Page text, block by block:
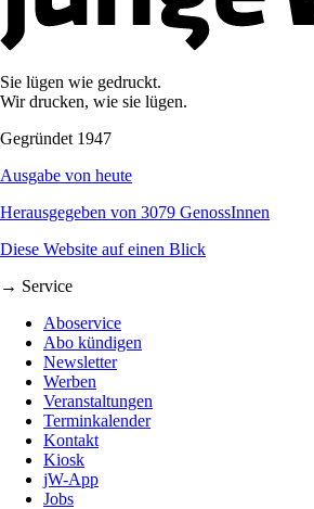
Sie lügen wie gedruckt.
Wir drucken, wie sie lügen.
Gegründet 1947
Ausgabe von heute
Herausgegeben von 3079 GenossInnen
Diese Website auf einen Blick
→ Service
Aboservice
Abo kündigen
Newsletter
Werben
Veranstaltungen
Terminkalender
Kontakt
Kiosk
jW-App
Jobs